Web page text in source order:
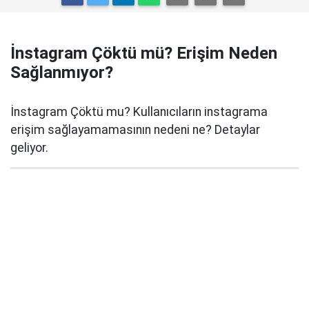
İnstagram Çöktü mü? Erişim Neden
Sağlanmıyor?
İnstagram Çöktü mu? Kullanıcıların instagrama
erişim sağlayamamasının nedeni ne? Detaylar
geliyor.